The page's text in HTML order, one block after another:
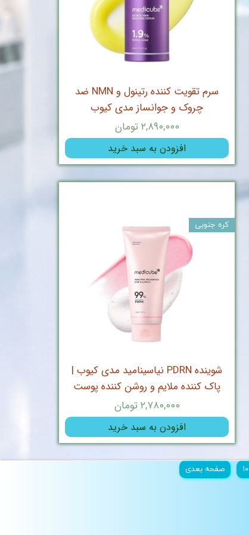
سرم تقویت کننده رتینول و NMN ضد
چروک و جوانساز مدی کیوب
۲,۸۹۰,۰۰۰ تومان
افزودن به سبد خرید
شوینده PDRN نیاسینامید مدی کیوب |
پاک کننده ملایم و روشن کننده پوست
۲,۷۸۰,۰۰۰ تومان
افزودن به سبد خرید
کره جنوبی
۱۰ صفحه بعدی